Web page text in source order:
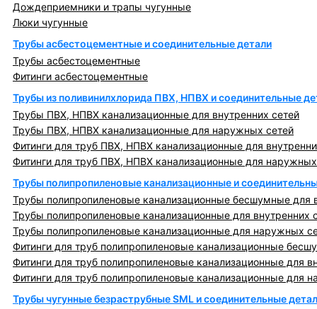
Дождеприемники и трапы чугунные
Люки чугунные
Трубы асбестоцементные и соединительные детали
Трубы асбестоцементные
Фитинги асбестоцементные
Трубы из поливинилхлорида ПВХ, НПВХ и соединительные
Трубы ПВХ, НПВХ канализационные для внутренних сетей
Трубы ПВХ, НПВХ канализационные для наружных сетей
Фитинги для труб ПВХ, НПВХ канализационные для
Фитинги для труб ПВХ, НПВХ канализационные для
Трубы полипропиленовые канализационные и
Трубы полипропиленовые канализационные бесшумные для
Трубы полипропиленовые канализационные для внутренних
Трубы полипропиленовые канализационные для наружных
Фитинги для труб полипропиленовые канализационные
Фитинги для труб полипропиленовые канализационные для
Фитинги для труб полипропиленовые канализационные для
Трубы чугунные безраструбные SML и соединительные